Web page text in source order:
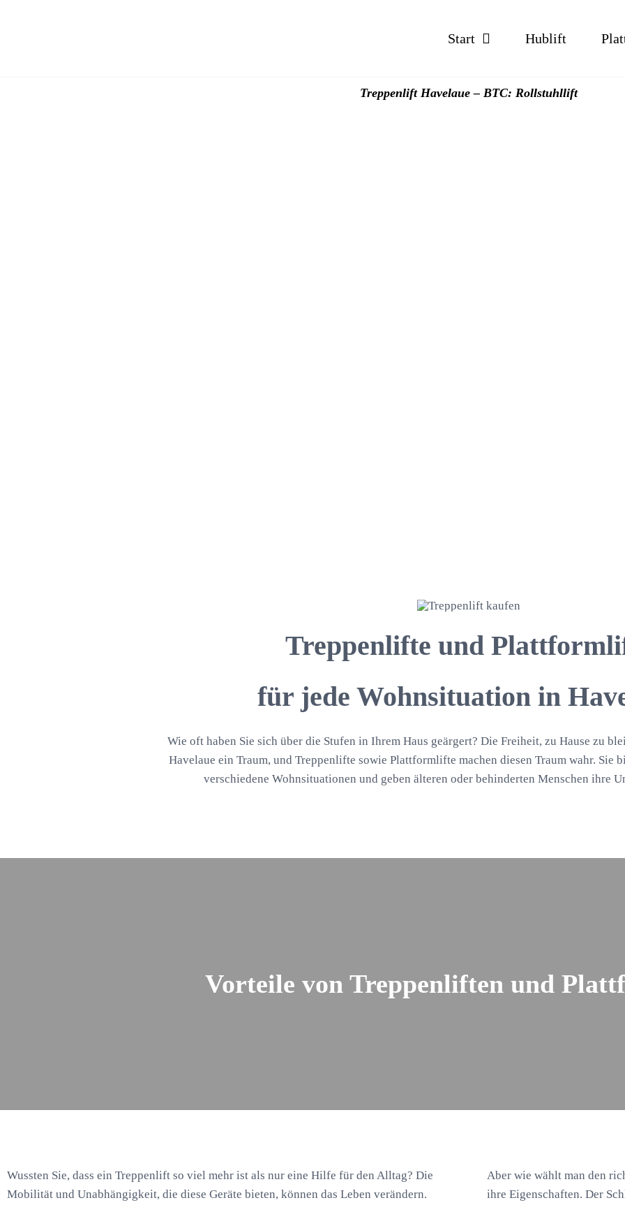
Start Hublift
Treppenlift Havelaue – BTC: Rollstuhllift
Treppenlifte und
für jede Wohnsituation in
Wie oft haben Sie sich über die Stufen in Ihrem Haus geärgert? Die Freiheit, zu Hause zu
Havelaue ein Traum, und Treppenlifte sowie Plattformlifte machen diesen Traum wahr. Sie
verschiedene Wohnsituationen und geben älteren oder behinderten Menschen ihre
Vorteile von Treppenliften und
Wussten Sie, dass ein Treppenlift so viel mehr ist als nur eine Hilfe für den Alltag? Die
Mobilität und Unabhängigkeit, die diese Geräte bieten, können das Leben verändern.
Aber wie wählt man den
ihre Eigenschaften. Der